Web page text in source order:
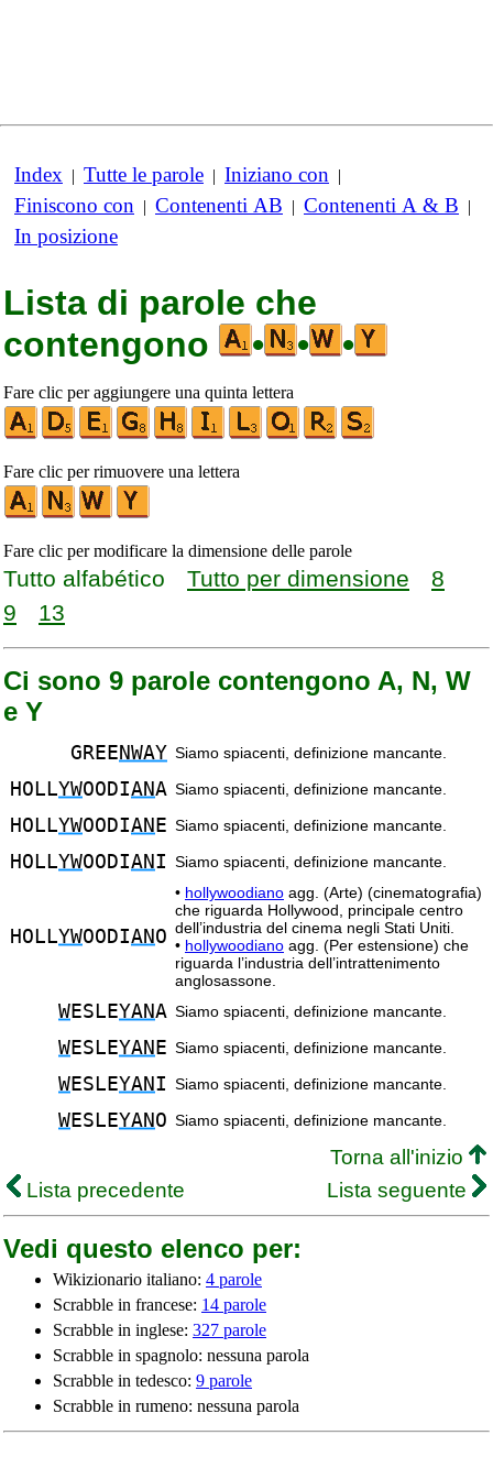
Index | Tutte le parole | Iniziano con |
Finiscono con | Contenenti AB | Contenenti A & B |
In posizione
Lista di parole che
contengono
• • •
Fare clic per aggiungere una quinta lettera
Fare clic per rimuovere una lettera
Fare clic per modificare la dimensione delle parole
Tutto alfabético Tutto per dimensione
8
9
13
Ci sono 9 parole contengono A, N, W
e Y
GREE NWAY Siamo spiacenti, definizione mancante.
HOLLYWOODIANA Siamo spiacenti, definizione mancante.
HOLLYWOODIAN E Siamo spiacenti, definizione mancante.
HOLLYWOODIAN I Siamo spiacenti, definizione mancante.
HOLLYWOODIAN O
• hollywoodiano agg. (Arte) (cinematografia)
che riguarda Hollywood, principale centro
dell’industria del cinema negli Stati Uniti.
• hollywoodiano agg. (Per estensione) che
riguarda l’industria dell’intrattenimento
anglosassone.
WESLEYANA Siamo spiacenti, definizione mancante.
WESLEYAN E Siamo spiacenti, definizione mancante.
WESLEYAN I Siamo spiacenti, definizione mancante.
WESLEYAN O Siamo spiacenti, definizione mancante.
Torna all'inizio
Lista precedente
Lista seguente
Vedi questo elenco per:
Wikizionario italiano: 4 parole
Scrabble in francese: 14 parole
Scrabble in inglese: 327 parole
Scrabble in spagnolo: nessuna parola
Scrabble in tedesco: 9 parole
Scrabble in rumeno: nessuna parola